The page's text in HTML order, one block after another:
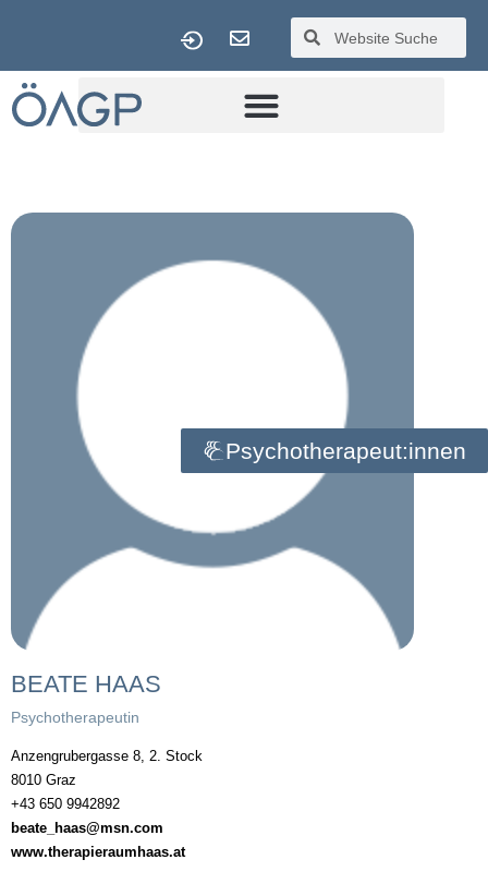
BEATE HAAS
Psychotherapeutin
Anzengrubergasse 8, 2. Stock
8010 Graz
+43 650 9942892
beate_haas@msn.com
www.therapieraumhaas.at
Psychotherapeut:innen